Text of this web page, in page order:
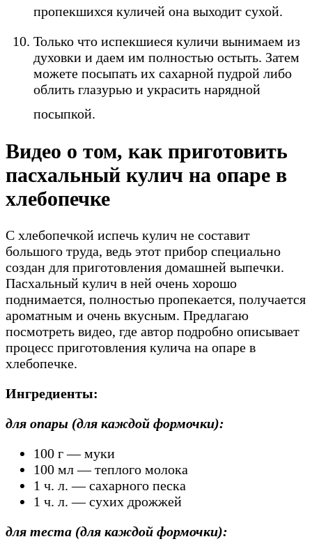
пропекшихся куличей она выходит сухой.
Только что испекшиеся куличи вынимаем из
духовки и даем им полностью остыть. Затем
можете посыпать их сахарной пудрой либо
облить глазурью и украсить нарядной
посыпкой.
Видео о том, как приготовить
пасхальный кулич на опаре в
хлебопечке
С хлебопечкой испечь кулич не составит
большого труда, ведь этот прибор специально
создан для приготовления домашней выпечки.
Пасхальный кулич в ней очень хорошо
поднимается, полностью пропекается, получается
ароматным и очень вкусным. Предлагаю
посмотреть видео, где автор подробно описывает
процесс приготовления кулича на опаре в
хлебопечке.
Ингредиенты:
для опары (для каждой формочки):
100 г — муки
100 мл — теплого молока
1 ч. л. — сахарного песка
1 ч. л. — сухих дрожжей
для теста (для каждой формочки):